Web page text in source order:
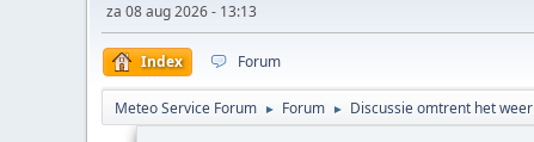
za 08 aug 2026 - 13:13
Index Forum
Meteo Service Forum ► Forum ► Discussie omtrent het weer